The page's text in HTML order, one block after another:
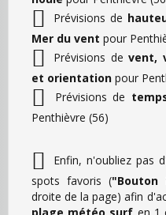
Prévisions de
Mer du vent pour
Prévisions devent,
et orientation pour
Prévisions de
Penthièvre (56)
Enfin, n'oubliez pas
spots favoris ("Bouton
droite de la page) afin